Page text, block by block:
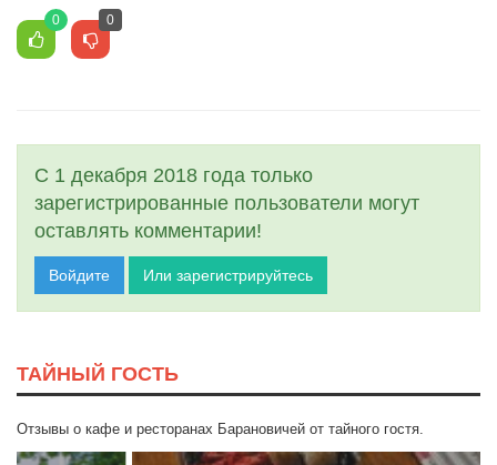
0 0
С 1 декабря 2018 года только
зарегистрированные пользователи могут
оставлять комментарии!
Войдите Или зарегистрируйтесь
ТАЙНЫЙ ГОСТЬ
Отзывы о кафе и ресторанах Барановичей от тайного гостя.